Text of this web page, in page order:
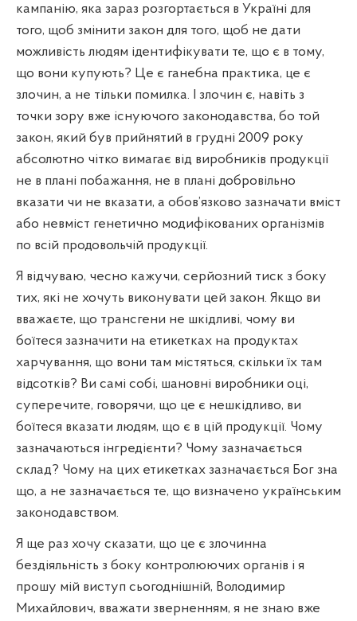
кампанію, яка зараз розгортається в Україні для
того, щоб змінити закон для того, щоб не дати
можливість людям ідентифікувати те, що є в тому,
що вони купують? Це є ганебна практика, це є
злочин, а не тільки помилка. І злочин є, навіть з
точки зору вже існуючого законодавства, бо той
закон, який був прийнятий в грудні 2009 року
абсолютно чітко вимагає від виробників продукції
не в плані побажання, не в плані добровільно
вказати чи не вказати, а обов’язково зазначати вміст
або невміст генетично модифікованих організмів
по всій продовольчій продукції.
Я відчуваю, чесно кажучи, серйозний тиск з боку
тих, які не хочуть виконувати цей закон. Якщо ви
вважаєте, що трансгени не шкідливі, чому ви
боїтеся зазначити на етикетках на продуктах
харчування, що вони там містяться, скільки їх там
відсотків? Ви самі собі, шановні виробники оці,
суперечите, говорячи, що це є нешкідливо, ви
боїтеся вказати людям, що є в цій продукції. Чому
зазначаються інгредієнти? Чому зазначається
склад? Чому на цих етикетках зазначається Бог зна
що, а не зазначається те, що визначено українським
законодавством.
Я ще раз хочу сказати, що це є злочинна
бездіяльність з боку контролюючих органів і я
прошу мій виступ сьогоднішній, Володимир
Михайлович, вважати зверненням, я не знаю вже